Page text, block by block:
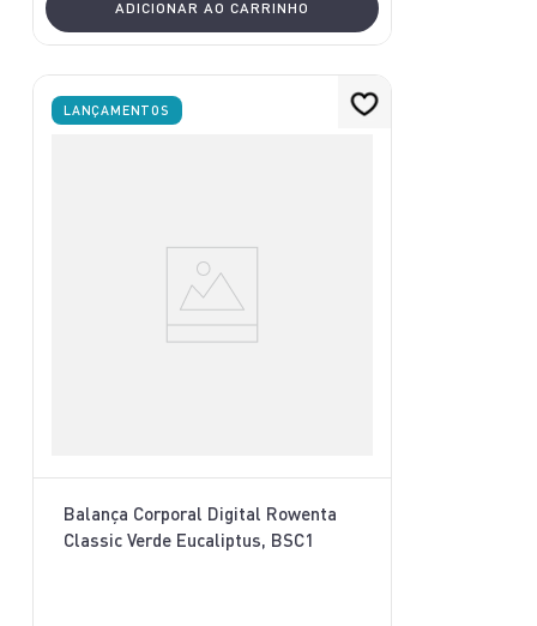
ADICIONAR AO CARRINHO
LANÇAMENTOS
Balança Corporal Digital Rowenta
Classic Verde Eucaliptus, BSC1